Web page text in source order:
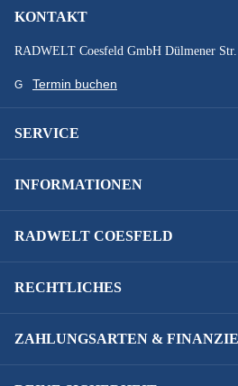
KONTAKT
RADWELT Coesfeld GmbH Dülmener
Termin buchen
SERVICE
INFORMATIONEN
RADWELT COESFELD
RECHTLICHES
ZAHLUNGSARTEN &